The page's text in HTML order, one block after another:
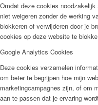
Omdat deze cookies
niet weigeren zonder de werking
blokkeren of verwijderen door je
cookies op deze website te
Google Analytics Cookies
Deze cookies verzamelen
om beter te begrijpen hoe mijn
marketingcampagnes zijn, of om
aan te passen dat je ervaring